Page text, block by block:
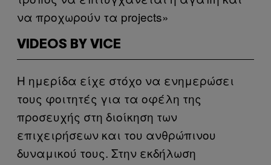
να προχωρούν τα projects»
VIDEOS BY VICE
Η ημερίδα είχε στόχο να ενημερώσει
τους φοιτητές για τα οφέλη της
προσευχής στη διοίκηση των
επιχειρήσεων και του ανθρώπινου
δυναμικού τους. Στην εκδήλωση